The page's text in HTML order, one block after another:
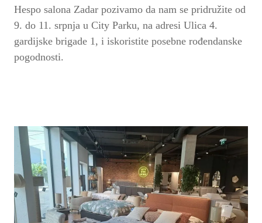
Hespo salona Zadar pozivamo da nam se pridružite od
9. do 11. srpnja u City Parku, na adresi Ulica 4.
gardijske brigade 1 , i iskoristite posebne rođendanske
pogodnosti.